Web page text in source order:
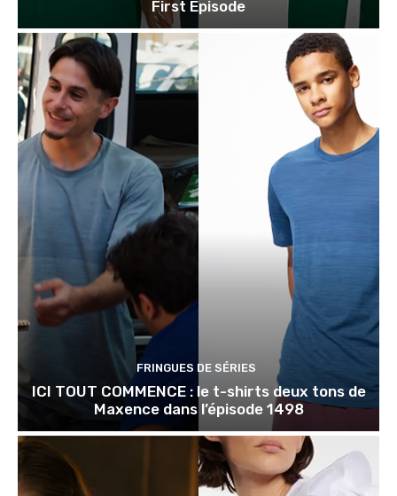
First Episode
FRINGUES DE SÉRIES
ICI TOUT COMMENCE : le t-shirts deux tons de
Maxence dans l’épisode 1498